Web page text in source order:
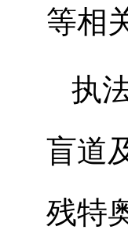
等相
执
盲道
残特